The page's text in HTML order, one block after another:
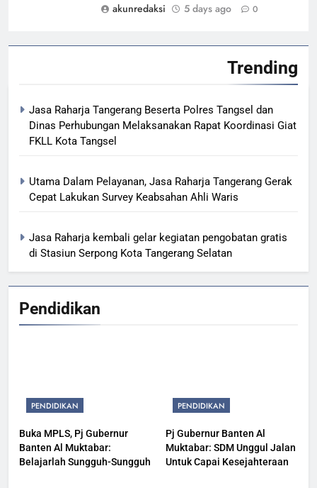
akunredaksi
5 days ago 0
Trending
Jasa Raharja Tangerang Beserta Polres Tangsel dan
Dinas Perhubungan Melaksanakan Rapat Koordinasi Giat
FKLL Kota Tangsel
Utama Dalam Pelayanan, Jasa Raharja Tangerang Gerak
Cepat Lakukan Survey Keabsahan Ahli Waris
Jasa Raharja kembali gelar kegiatan pengobatan gratis
di Stasiun Serpong Kota Tangerang Selatan
Pendidikan
PENDIDIKAN
Buka MPLS, Pj Gubernur
Banten Al Muktabar:
Belajarlah Sungguh-Sungguh
PENDIDIKAN
Pj Gubernur Banten Al
Muktabar: SDM Unggul Jalan
Untuk Capai Kesejahteraan